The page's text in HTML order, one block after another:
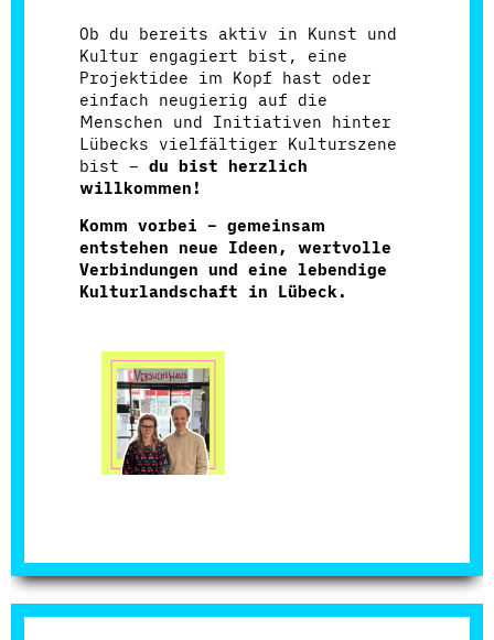
Ob du bereits aktiv in Kunst und
Kultur engagiert bist, eine
Projektidee im Kopf hast oder
einfach neugierig auf die
Menschen und Initiativen hinter
Lübecks vielfältiger Kulturszene
bist – du bist herzlich
willkommen!
Komm vorbei – gemeinsam
entstehen neue Ideen, wertvolle
Verbindungen und eine lebendige
Kulturlandschaft in Lübeck.